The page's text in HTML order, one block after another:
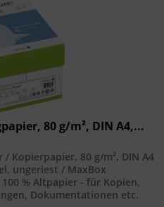
80 g/m², DIN A4,...
/ Kopierpapier, 80 g/m², DIN A4
ungeriest / MaxBox
% Altpapier - für Kopien,
Dokumentationen etc.